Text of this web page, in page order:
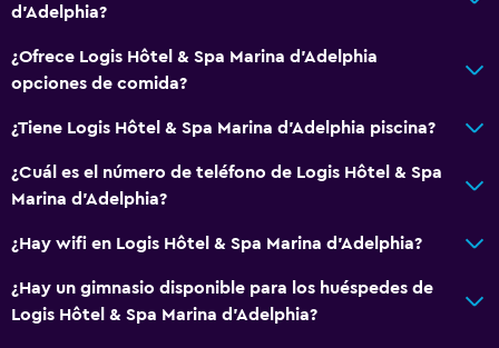
d'Adelphia?
¿Ofrece Logis Hôtel & Spa Marina d'Adelphia
opciones de comida?
¿Tiene Logis Hôtel & Spa Marina d'Adelphia piscina?
¿Cuál es el número de teléfono de Logis Hôtel & Spa
Marina d'Adelphia?
¿Hay wifi en Logis Hôtel & Spa Marina d'Adelphia?
¿Hay un gimnasio disponible para los huéspedes de
Logis Hôtel & Spa Marina d'Adelphia?